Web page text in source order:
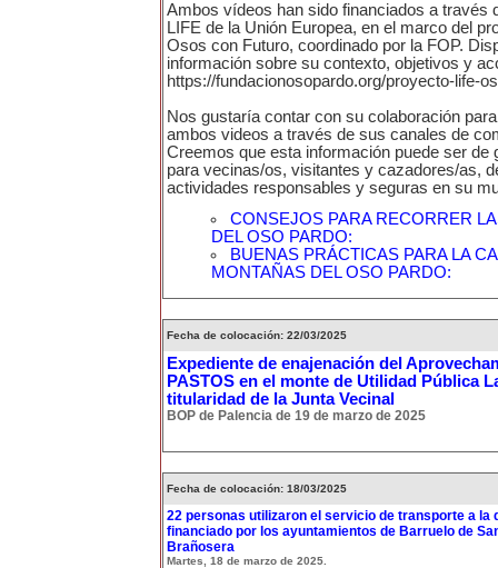
Ambos vídeos han sido financiados a través
LIFE de la Unión Europea, en el marco del
Osos con Futuro, coordinado por la FOP.
información sobre su contexto, objetivos y
https://fundacionosopardo.org/proyecto-life-
Nos gustaría contar con su colaboración
ambos videos a través de sus canales de
Creemos que esta información puede ser de
para vecinas/os, visitantes y cazadores/as,
actividades responsables y seguras en su
CONSEJOS PARA RECORRER
DEL OSO PARDO:
BUENAS PRÁCTICAS PARA LA
MONTAÑAS DEL OSO PARDO:
Fecha de colocación: 22/03/2025
Expediente de enajenación del
PASTOS en el monte de Utilidad Pública
titularidad de la Junta Vecinal
BOP de Palencia de 19 de marzo de 2025
Fecha de colocación: 18/03/2025
22 personas utilizaron el servicio de transporte a la
financiado por los ayuntamientos de Barruelo de
Brañosera
Martes, 18 de marzo de 2025.